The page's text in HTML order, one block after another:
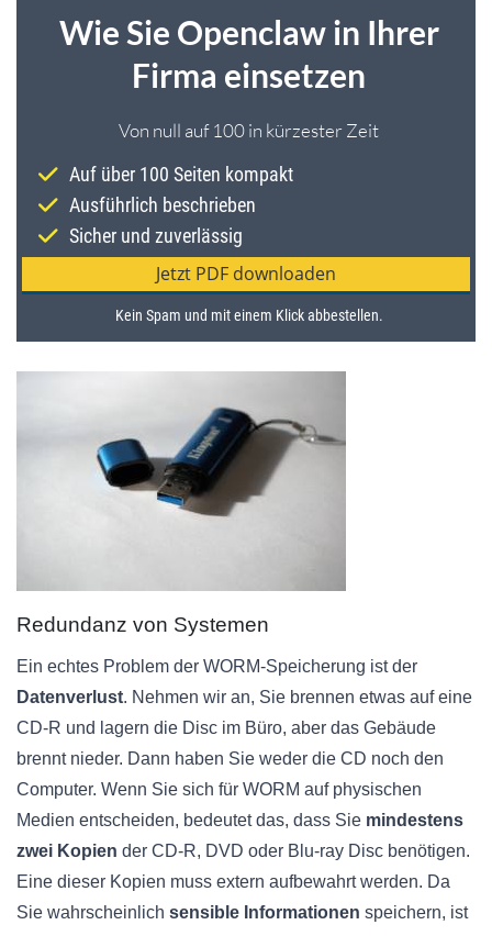
Redundanz von Systemen
Ein echtes Problem der WORM-Speicherung ist der
Datenverlust. Nehmen wir an, Sie brennen etwas auf eine
CD-R und lagern die Disc im Büro, aber das Gebäude
brennt nieder. Dann haben Sie weder die CD noch den
Computer. Wenn Sie sich für WORM auf physischen
Medien entscheiden, bedeutet das, dass Sie mindestens
zwei Kopien der CD-R, DVD oder Blu-ray Disc benötigen.
Eine dieser Kopien muss extern aufbewahrt werden. Da
Sie wahrscheinlich sensible Informationen speichern, ist